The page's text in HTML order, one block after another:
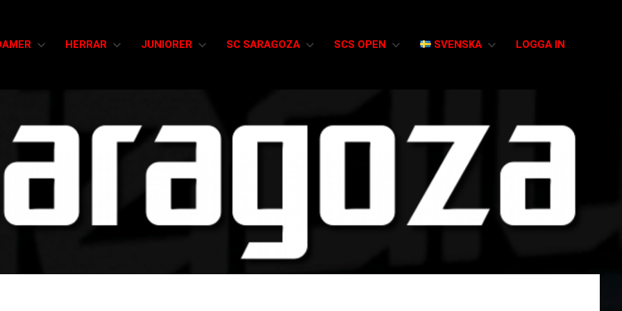
HERRAR JUNIORER SC SARAGOZA SCS OPEN SVENSKA LOGGA IN